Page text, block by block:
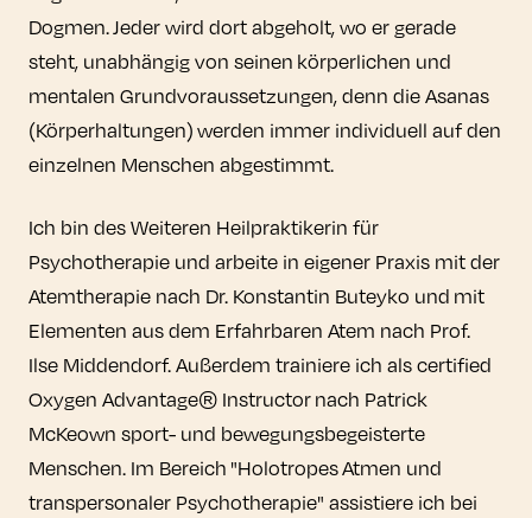
Dogmen. Jeder wird dort abgeholt, wo er gerade
steht, unabhängig von seinen körperlichen und
mentalen Grundvoraussetzungen, denn die Asanas
(Körperhaltungen) werden immer individuell auf den
einzelnen Menschen abgestimmt.
Ich bin des Weiteren Heilpraktikerin für
Psychotherapie und arbeite in eigener Praxis mit der
Atemtherapie nach Dr. Konstantin Buteyko und mit
Elementen aus dem Erfahrbaren Atem nach Prof.
Ilse Middendorf. Außerdem trainiere ich als certified
Oxygen Advantage® Instructor nach Patrick
McKeown sport- und bewegungsbegeisterte
Menschen. Im Bereich "Holotropes Atmen und
transpersonaler Psychotherapie" assistiere ich bei